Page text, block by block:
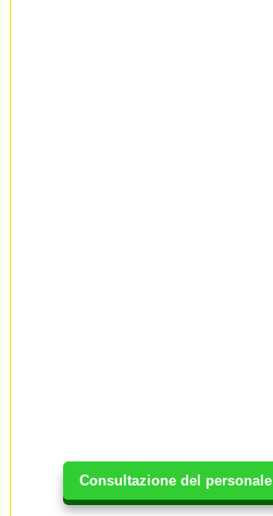
Consultazione del personale